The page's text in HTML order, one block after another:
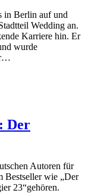
in Berlin auf und
Wedding an.
Karriere hin. Er
wurde
Der
Autoren für
Bestseller wie „Der
23“gehören.